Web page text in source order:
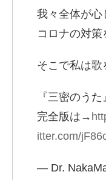
我々全体が心
コロナの対策
そこで私は歌
『三密のうた
完全版は→
itter.com/
— Dr.